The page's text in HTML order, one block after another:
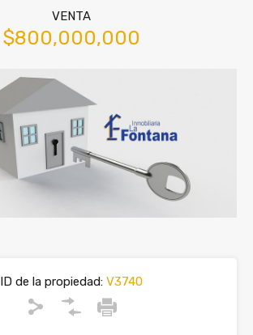
VENTA
$800,000,000
ID de la propiedad: V3740